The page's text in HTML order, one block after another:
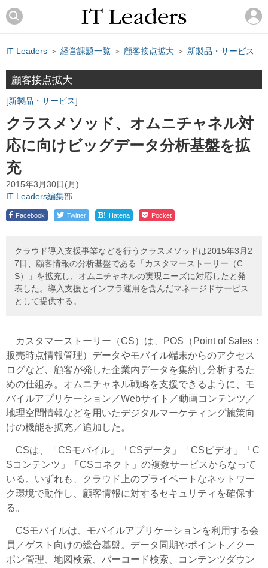
IT Leaders ＞ 経営課題一覧 ＞ 顧客接点拡大 ＞ 新製品・サービス
顧客接点拡大
新製品・サービス
クラスメソッド、オムニチャネル対
応に向けビッグデータ分析基盤を拡
充
2015年3月30日(月)
IT Leaders編集部
Facebook Twitter ! Hatena Pocket
クラウド導入支援事業などを行うクラスメソッドは2015年3月2
7日、顧客情報の分析基盤である「カスタマーストーリー（C
S）」を拡充し、オムニチャネルの実現ニーズに対応したと発
表した。導入支援とインフラ運用を含んだマネージドサービス
として提供する。
カスタマーストーリー（CS）は、POS（Point of Sales：
販売時点情報管理）データやモバイル端末からのアクセス
ログなど、顧客が発した企業内データを集約し分析するた
めの仕組み。オムニチャネル戦略を支援できるように、モ
バイルアプリケーション／Webサイト／動画コンテンツ／
地理空間情報などを用いたデジタルマーケティング施策向
けの機能を拡充／追加した。
CSは、「CSモバイル」「CSデータ」「CSビデオ」「C
Sコンテンツ」「CSコネクト」の複数サービスからなって
いる。いずれも、クラウド上のプライベートなネットワー
ク環境で動作し、顧客情報に対するセキュリティを確保す
る。
CSモバイルは、モバイルアプリケーションを利用する会
員／ゲスト向けの総合基盤。データ同期やポイント／クー
ポン管理、地図検索、バーコード検索、コンテンツダウン